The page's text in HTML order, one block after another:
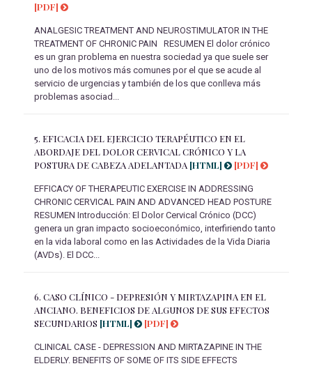
[PDF]
ANALGESIC TREATMENT AND NEUROSTIMULATOR IN THE
TREATMENT OF CHRONIC PAIN RESUMEN El dolor crónico
es un gran problema en nuestra sociedad ya que suele ser
uno de los motivos más comunes por el que se acude al
servicio de urgencias y también de los que conlleva más
problemas asociad...
5. EFICACIA DEL EJERCICIO TERAPÉUTICO EN EL
ABORDAJE DEL DOLOR CERVICAL CRÓNICO Y LA
POSTURA DE CABEZA ADELANTADA [HTML] [PDF]
EFFICACY OF THERAPEUTIC EXERCISE IN ADDRESSING
CHRONIC CERVICAL PAIN AND ADVANCED HEAD POSTURE
RESUMEN Introducción: El Dolor Cervical Crónico (DCC)
genera un gran impacto socioeconómico, interfiriendo tanto
en la vida laboral como en las Actividades de la Vida Diaria
(AVDs). El DCC...
6. CASO CLÍNICO - DEPRESIÓN Y MIRTAZAPINA EN EL
ANCIANO. BENEFICIOS DE ALGUNOS DE SUS EFECTOS
SECUNDARIOS [HTML] [PDF]
CLINICAL CASE - DEPRESSION AND MIRTAZAPINE IN THE
ELDERLY. BENEFITS OF SOME OF ITS SIDE EFFECTS